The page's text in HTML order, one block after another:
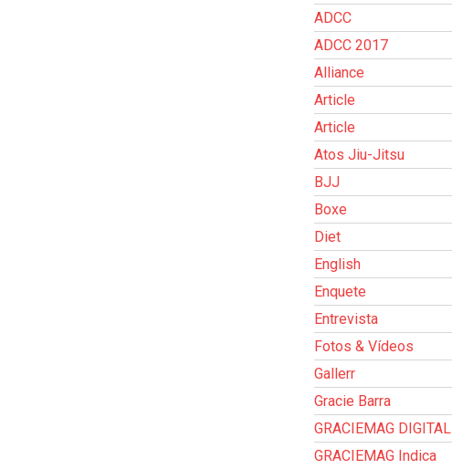
ADCC
ADCC 2017
Alliance
Article
Article
Atos Jiu-Jitsu
BJJ
Boxe
Diet
English
Enquete
Entrevista
Fotos & Vídeos
Gallerr
Gracie Barra
GRACIEMAG DIGITAL
GRACIEMAG Indica